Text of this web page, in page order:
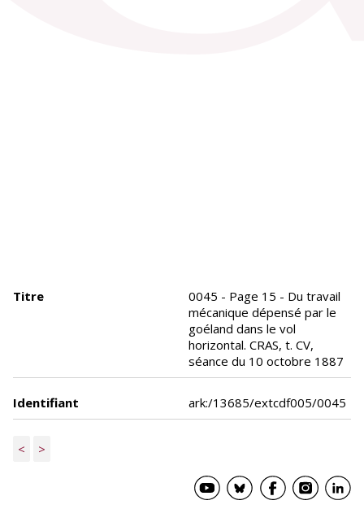
Titre
0045 - Page 15 - Du travail
mécanique dépensé par le
goéland dans le vol
horizontal. CRAS, t. CV,
séance du 10 octobre 1887
Identifiant ark:/13685/extcdf005/0045
< >